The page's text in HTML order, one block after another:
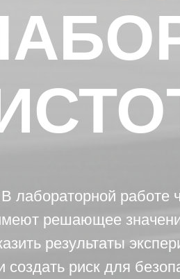
В лабораторной работе
решающее
результаты
создать риск для